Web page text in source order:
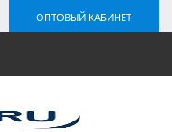
ОПТОВЫЙ КАБИНЕТ